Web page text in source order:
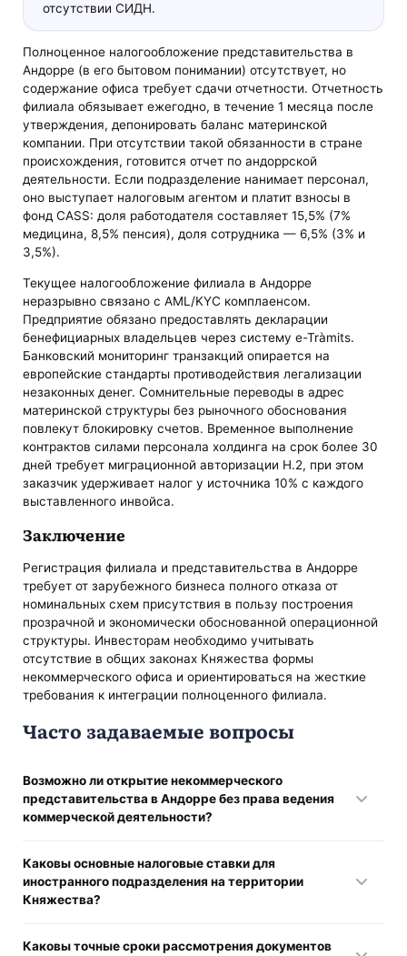
отсутствии СИДН.
Полноценное налогообложение представительства в
Андорре (в его бытовом понимании) отсутствует, но
содержание офиса требует сдачи отчетности. Отчетность
филиала обязывает ежегодно, в течение 1 месяца после
утверждения, депонировать баланс материнской
компании. При отсутствии такой обязанности в стране
происхождения, готовится отчет по андоррской
деятельности. Если подразделение нанимает персонал,
оно выступает налоговым агентом и платит взносы в
фонд CASS: доля работодателя составляет 15,5% (7%
медицина, 8,5% пенсия), доля сотрудника — 6,5% (3% и
3,5%).
Текущее налогообложение филиала в Андорре
неразрывно связано с AML/KYC комплаенсом.
Предприятие обязано предоставлять декларации
бенефициарных владельцев через систему e-Tràmits.
Банковский мониторинг транзакций опирается на
европейские стандарты противодействия легализации
незаконных денег. Сомнительные переводы в адрес
материнской структуры без рыночного обоснования
повлекут блокировку счетов. Временное выполнение
контрактов силами персонала холдинга на срок более 30
дней требует миграционной авторизации H.2, при этом
заказчик удерживает налог у источника 10% с каждого
выставленного инвойса.
Заключение
Регистрация филиала и представительства в Андорре
требует от зарубежного бизнеса полного отказа от
номинальных схем присутствия в пользу построения
прозрачной и экономически обоснованной операционной
структуры. Инвесторам необходимо учитывать
отсутствие в общих законах Княжества формы
некоммерческого офиса и ориентироваться на жесткие
требования к интеграции полноценного филиала.
Часто задаваемые вопросы
Возможно ли открытие некоммерческого
представительства в Андорре без права ведения
коммерческой деятельности?
самостоятельный статус некоммерческого
представительского офиса для обычных компаний,
поэтому для фиксации присутствия зарубежного
регистрации полноценного филиала (sucursal).
Каковы основные налоговые ставки для
иностранного подразделения на территории
Княжества?
облагается по ставке 10 процентов, а стандартная ставка
Каковы точные сроки рассмотрения документов